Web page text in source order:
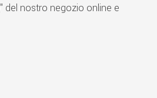
" del nostro negozio online e